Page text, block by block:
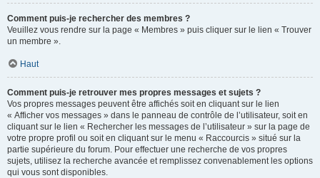
Comment puis-je rechercher des membres ?
Veuillez vous rendre sur la page « Membres » puis cliquer sur le lien « Trouver
un membre ».
Haut
Comment puis-je retrouver mes propres messages et sujets ?
Vos propres messages peuvent être affichés soit en cliquant sur le lien
« Afficher vos messages » dans le panneau de contrôle de l’utilisateur, soit en
cliquant sur le lien « Rechercher les messages de l’utilisateur » sur la page de
votre propre profil ou soit en cliquant sur le menu « Raccourcis » situé sur la
partie supérieure du forum. Pour effectuer une recherche de vos propres
sujets, utilisez la recherche avancée et remplissez convenablement les options
qui vous sont disponibles.